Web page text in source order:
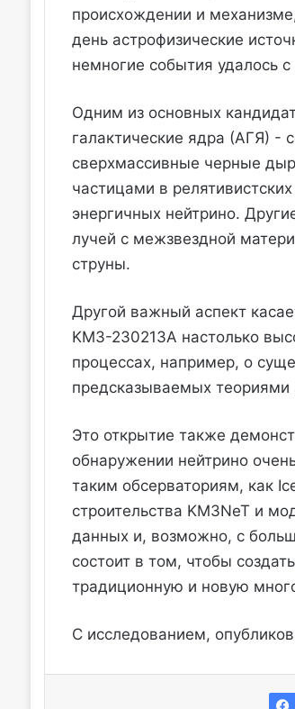
происхождении и
день астрофизические
немногие события удалось
Одним из основных
галактические ядра (АГЯ) -
сверхмассивные черные
частицами в
энергичных нейтрино.
лучей с межзвездной
струны.
Другой важный аспект
KM3-230213A настолько
процессах, например, о
предсказываемых
Это открытие также
обнаружении нейтрино
таким обсерваториям, как
строительства KM3NeT и
данных и, возможно, с
состоит в том, чтобы
традиционную и новую
С исследованием,